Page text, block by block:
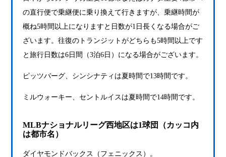
の直行便で乗継便に乗り換えて行きますが、乗継時間が
概ね5時間以上になりますと日数が1日長くなる場合がご
ざいます。往復のトランジットがどちらも5時間以上です
と旅行日数は6日間（3泊6日）になる場合がございます。
ピッツバーグ、シンシナティは夏時間で13時間です。
ミルウォーキー、セントルイスは夏時間で14時間です。
MLBナショナルリーグ西地区は1球団（カッコ内
は都市名）
ダイヤモンドバックス（フェニックス）。